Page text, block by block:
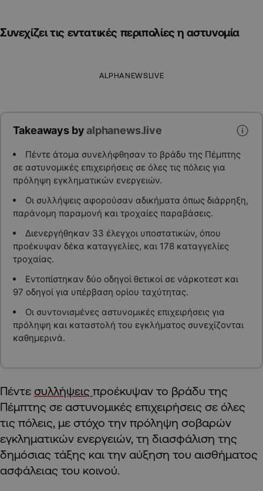
Συνεχίζει τις εντατικές περιπολίες η αστυνομία
ALPHANEWSLIVE
Takeaways byalphanews.live
Πέντε άτομα συνελήφθησαν το βράδυ της Πέμπτης
σε αστυνομικές επιχειρήσεις σε όλες τις πόλεις για
πρόληψη εγκληματικών ενεργειών.
Οι συλλήψεις αφορούσαν αδικήματα όπως διάρρηξη,
παράνομη παραμονή και τροχαίες παραβάσεις.
Διενεργήθηκαν 33 έλεγχοι υποστατικών, όπου
προέκυψαν δέκα καταγγελίες, και 178 καταγγελίες
τροχαίας.
Εντοπίστηκαν δύο οδηγοί θετικοί σε νάρκοτεστ και
97 οδηγοί για υπέρβαση ορίου ταχύτητας.
Οι συντονισμένες αστυνομικές επιχειρήσεις για
πρόληψη και καταστολή του εγκλήματος συνεχίζονται
καθημερινά.
Πέντε συλλήψεις προέκυψαν το βράδυ της
Πέμπτης σε αστυνομικές επιχειρήσεις σε όλες
τις πόλεις, με στόχο την πρόληψη σοβαρών
εγκληματικών ενεργειών, τη διασφάλιση της
δημόσιας τάξης και την αύξηση του αισθήματος
ασφάλειας του κοινού.